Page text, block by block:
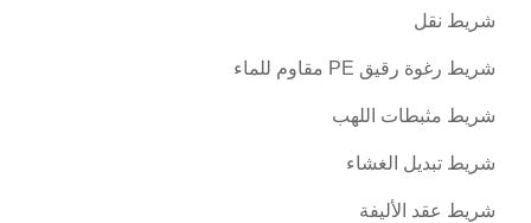
شريط نقل
شريط رغوة رقيق PE مقاوم للماء
شريط مثبطات اللهب
شريط تبديل الغشاء
شريط عقد الأليفة